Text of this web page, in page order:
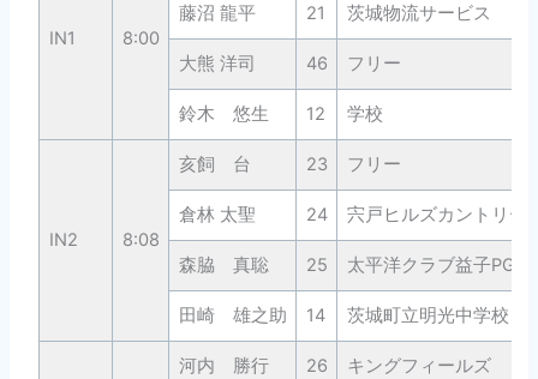
IN1 8:00
藤沼 龍平 21 茨城物流サービス
大熊 洋司 46 フリー
鈴木 悠生 12 学校
IN2 8:08
亥飼 台 23 フリー
倉林 太聖 24 宍戸ヒルズカントリー
森脇 真聡 25 太平洋クラブ益子PGA
田崎 雄之助 14 茨城町立明光中学校
河内 勝行 26 キングフィールズ